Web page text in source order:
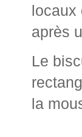
locaux
après
Le
la